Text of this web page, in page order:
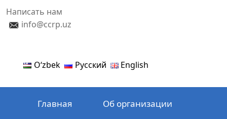
Написать нам
info@ccrp.uz
Oʻzbek Русский English
Главная Об организации